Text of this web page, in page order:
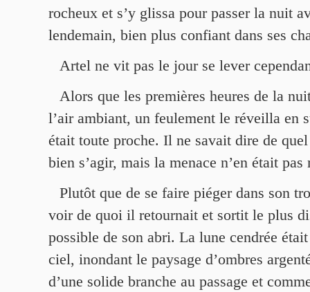
rocheux et s’y glissa pour passer la nuit
lendemain, bien plus confiant dans ses
Artel ne vit pas le jour se lever
Alors que les premières heures de la
l’air ambiant, un feulement le réveilla en
était toute proche. Il ne savait dire de
bien s’agir, mais la menace n’en était
Plutôt que de se faire piéger dans son
voir de quoi il retournait et sortit le plus
possible de son abri. La lune cendrée
ciel, inondant le paysage d’ombres
d’une solide branche au passage et